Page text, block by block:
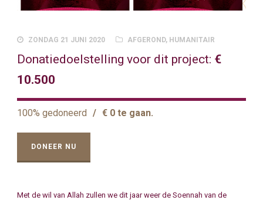
ZONDAG 21 JUNI 2020 AFGEROND, HUMANITAIR
Donatiedoelstelling voor dit project: €
10.500
100% gedoneerd / € 0 te gaan.
DONEER NU
Met de wil van Allah zullen we dit jaar weer de Soennah van de